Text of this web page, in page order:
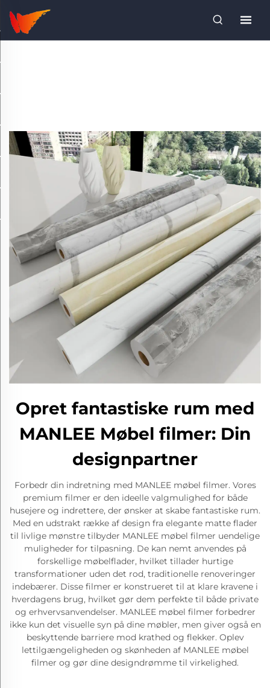
Opret fantastiske rum med
MANLEE Møbel filmer: Din
designpartner
Forbedr din indretning med MANLEE møbel filmer. Vores
premium filmer er den ideelle valgmulighed for både
husejere og indrettere, der ønsker at skabe fantastiske rum.
Med en udstrakt række af design fra elegante matte flader
til livlige mønstre tilbyder MANLEE møbel filmer uendelige
muligheder for tilpasning. De kan nemt anvendes på
forskellige møbelflader, hvilket tillader hurtige
transformationer uden det rod, traditionelle renoveringer
indebærer. Disse filmer er konstrueret til at klare kravene i
hverdagens brug, hvilket gør dem perfekte til både private
og erhvervsanvendelser. MANLEE møbel filmer forbedrer
ikke kun det visuelle syn på dine møbler, men giver også en
beskyttende barriere mod krathed og flekker. Oplev
lettilgængeligheden og skønheden af MANLEE møbel
filmer og gør dine designdrømme til virkelighed.